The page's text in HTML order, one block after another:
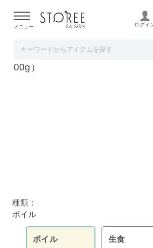
よる配送遅延が発生しております。
メニュー ログイ
ズワイガニ ポーション ボイル
00g）
種類：
ボイル
ボイル 生食